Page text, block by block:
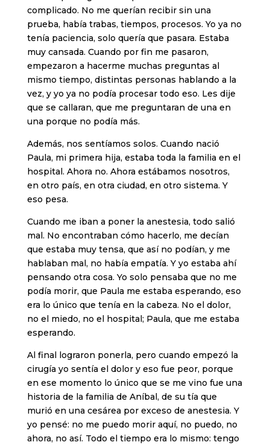
complicado. No me querían recibir sin una
prueba, había trabas, tiempos, procesos. Yo ya no
tenía paciencia, solo quería que pasara. Estaba
muy cansada. Cuando por fin me pasaron,
empezaron a hacerme muchas preguntas al
mismo tiempo, distintas personas hablando a la
vez, y yo ya no podía procesar todo eso. Les dije
que se callaran, que me preguntaran de una en
una porque no podía más.
Además, nos sentíamos solos. Cuando nació
Paula, mi primera hija, estaba toda la familia en el
hospital. Ahora no. Ahora estábamos nosotros,
en otro país, en otra ciudad, en otro sistema. Y
eso pesa.
Cuando me iban a poner la anestesia, todo salió
mal. No encontraban cómo hacerlo, me decían
que estaba muy tensa, que así no podían, y me
hablaban mal, no había empatía. Y yo estaba ahí
pensando otra cosa. Yo solo pensaba que no me
podía morir, que Paula me estaba esperando, eso
era lo único que tenía en la cabeza. No el dolor,
no el miedo, no el hospital; Paula, que me estaba
esperando.
Al final lograron ponerla, pero cuando empezó la
cirugía yo sentía el dolor y eso fue peor, porque
en ese momento lo único que se me vino fue una
historia de la familia de Aníbal, de su tía que
murió en una cesárea por exceso de anestesia. Y
yo pensé: no me puedo morir aquí, no puedo, no
ahora, no así. Todo el tiempo era lo mismo: tengo